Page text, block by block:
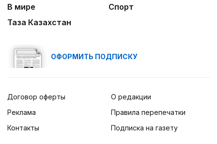
В мире
Спорт
Таза Казахстан
ОФОРМИТЬ ПОДПИСКУ
Договор оферты
Реклама
Контакты
О редакции
Правила перепечатки
Подписка на газету